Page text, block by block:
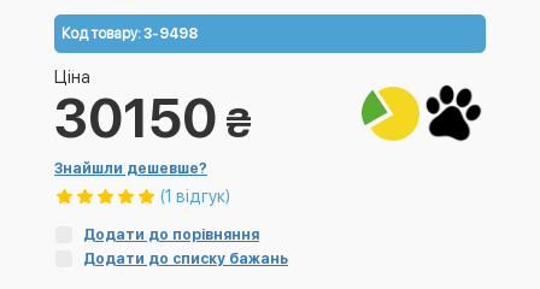
Код товару:3-9498
Ціна
30150 ₴
Знайшли дешевше?
(1 відгук)
Додати до порівняння
Додати до списку бажань